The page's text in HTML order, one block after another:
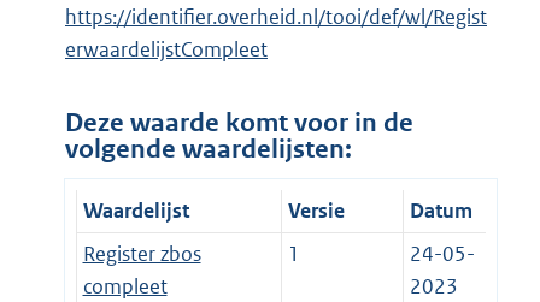
https://identifier.overheid.nl/tooi/def/wl/Regist
erwaardelijstCompleet
Deze waarde komt voor in de
volgende waardelijsten:
Waardelijst Versie
Datum
Register zbos
compleet
1
24-05-
2023